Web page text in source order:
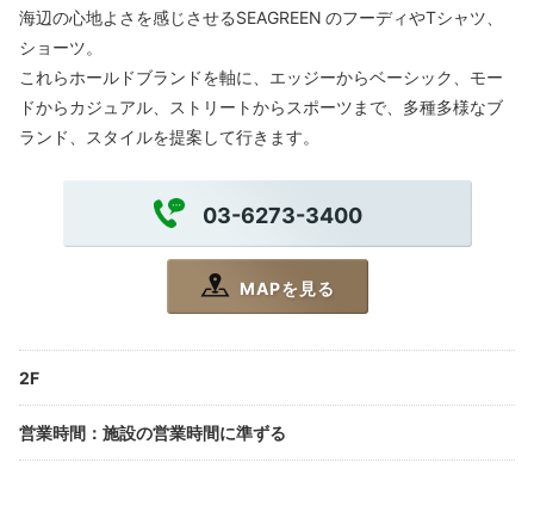
海辺の心地よさを感じさせるSEAGREEN のフーディやTシャツ、
ショーツ。
これらホールドブランドを軸に、エッジーからベーシック、モー
ドからカジュアル、ストリートからスポーツまで、多種多様なブ
ランド、スタイルを提案して行きます。
03-6273-3400
MAPを見る
2F
営業時間 ： 施設の営業時間に準ずる